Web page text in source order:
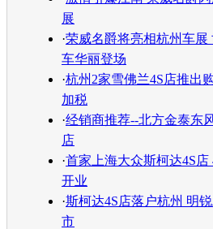
展
·荣威名爵将亮相杭州车展
车华丽登场
·杭州2家雪佛兰4S店推出
加税
·经销商推荐--北方金泰东
店
·首家上海大众斯柯达4S店
开业
·斯柯达4S店落户杭州 明
市